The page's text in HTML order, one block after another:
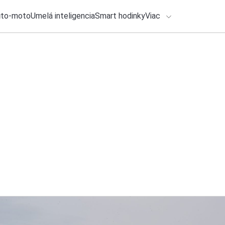
motoUmelá inteligenciaSmart hodinkyViac